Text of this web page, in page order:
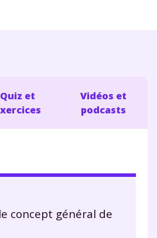
Quiz et
Vidéos et
podcasts
concept général de